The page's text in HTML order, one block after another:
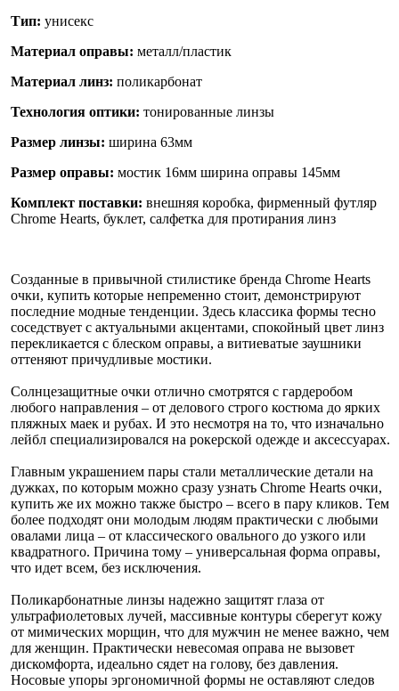
Тип: унисекс
Материал оправы: металл/пластик
Материал линз: поликарбонат
Технология оптики: тонированные линзы
Размер линзы: ширина 63мм
Размер оправы: мостик 16мм ширина оправы 145мм
Комплект поставки: внешняя коробка, фирменный футляр
Chrome Hearts, буклет, салфетка для протирания линз
Созданные в привычной стилистике бренда Chrome Hearts
очки, купить которые непременно стоит, демонстрируют
последние модные тенденции. Здесь классика формы тесно
соседствует с актуальными акцентами, спокойный цвет линз
перекликается с блеском оправы, а витиеватые заушники
оттеняют причудливые мостики.
Солнцезащитные очки отлично смотрятся с гардеробом
любого направления – от делового строго костюма до ярких
пляжных маек и рубах. И это несмотря на то, что изначально
лейбл специализировался на рокерской одежде и аксессуарах.
Главным украшением пары стали металлические детали на
дужках, по которым можно сразу узнать Chrome Hearts очки,
купить же их можно также быстро – всего в пару кликов. Тем
более подходят они молодым людям практически с любыми
овалами лица – от классического овального до узкого или
квадратного. Причина тому – универсальная форма оправы,
что идет всем, без исключения.
Поликарбонатные линзы надежно защитят глаза от
ультрафиолетовых лучей, массивные контуры сберегут кожу
от мимических морщин, что для мужчин не менее важно, чем
для женщин. Практически невесомая оправа не вызовет
дискомфорта, идеально сядет на голову, без давления.
Носовые упоры эргономичной формы не оставляют следов